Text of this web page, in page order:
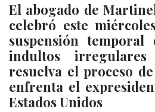
El abogado de
celebró este
suspensión
indultos
resuelva el proceso
enfrenta el
Estados Unidos